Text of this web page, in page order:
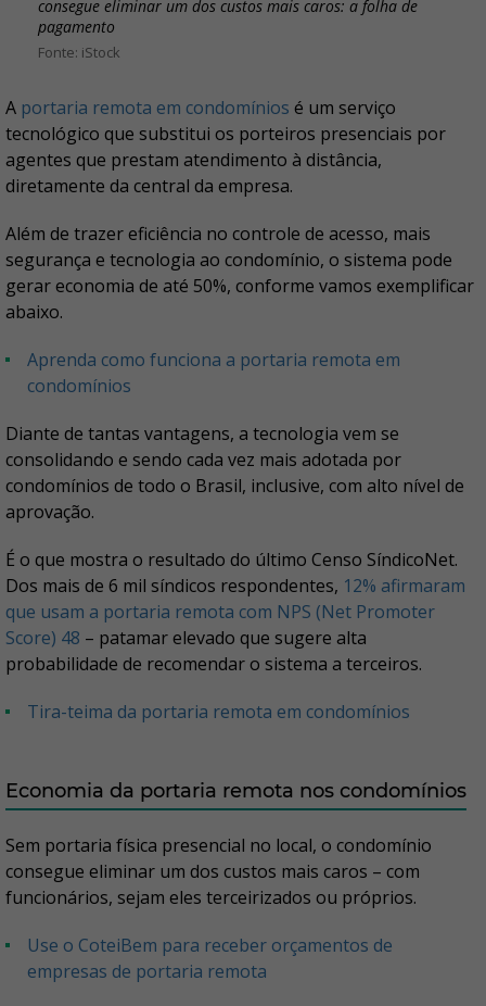
consegue eliminar um dos custos mais caros: a folha de
pagamento
iStock
A portaria remota em condomínios é um serviço
tecnológico que substitui os porteiros presenciais por
agentes que prestam atendimento à distância,
diretamente da central da empresa.
Além de trazer eficiência no controle de acesso, mais
segurança e tecnologia ao condomínio, o sistema pode
gerar economia de até 50%, conforme vamos exemplificar
abaixo.
Aprenda como funciona a portaria remota em
condomínios
Diante de tantas vantagens, a tecnologia vem se
consolidando e sendo cada vez mais adotada por
condomínios de todo o Brasil, inclusive, com alto nível de
aprovação.
É o que mostra o resultado do último Censo SíndicoNet.
Dos mais de 6 mil síndicos respondentes, 12% afirmaram
que usam a portaria remota com NPS (Net Promoter
Score) 48 – patamar elevado que sugere alta
probabilidade de recomendar o sistema a terceiros.
Tira-teima da portaria remota em condomínios
Economia da portaria remota nos condomínios
Sem portaria física presencial no local, o condomínio
consegue eliminar um dos custos mais caros – com
funcionários, sejam eles terceirizados ou próprios.
Use o CoteiBem para receber orçamentos de
empresas de portaria remota